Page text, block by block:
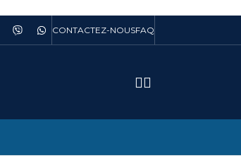
CONTACTEZ-NOUSFAQ